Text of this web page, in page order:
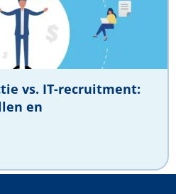
vs. IT-recruitment:
en